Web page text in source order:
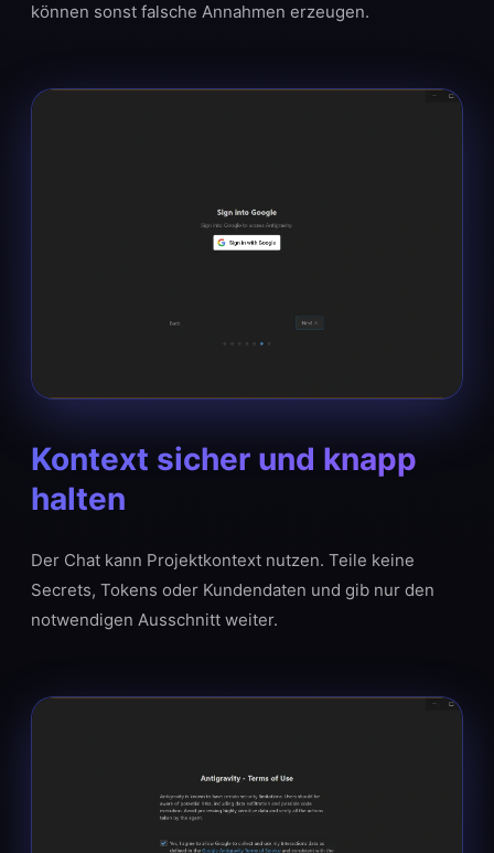
können sonst falsche Annahmen erzeugen.
Kontext sicher und knapp
halten
Der Chat kann Projektkontext nutzen. Teile keine
Secrets, Tokens oder Kundendaten und gib nur den
notwendigen Ausschnitt weiter.